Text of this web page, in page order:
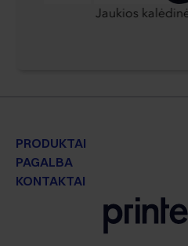
Jaukios
PRODUKTAI
PAGALBA
KONTAKTAI